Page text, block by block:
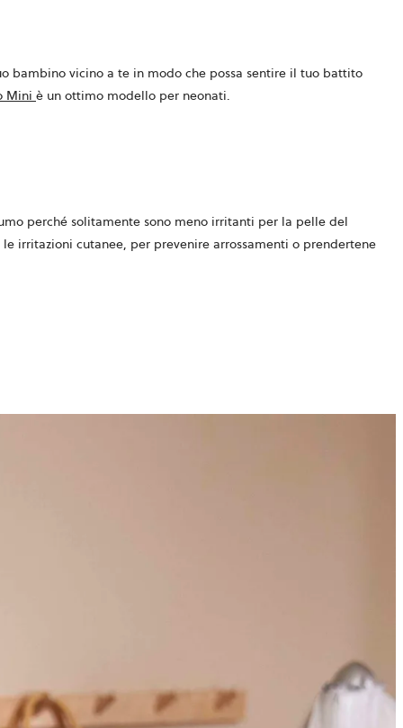
bambino vicino a te in modo che possa sentire il tuo battito
Mini è un ottimo modello per neonati.
perché solitamente sono meno irritanti per la pelle del
irritazioni cutanee, per prevenire arrossamenti o prendertene